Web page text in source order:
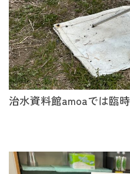
治水資料館amoaでは臨